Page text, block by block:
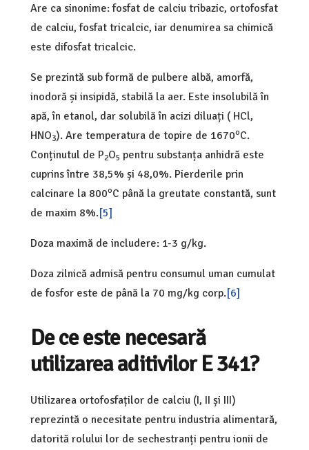
Are ca sinonime: fosfat de calciu tribazic, ortofosfat
de calciu, fosfat tricalcic, iar denumirea sa chimică
este difosfat tricalcic.
Se prezintă sub formă de pulbere albă, amorfă,
inodoră și insipidă, stabilă la aer. Este insolubilă în
apă, în etanol, dar solubilă în acizi diluați ( HCl,
HNO3). Are temperatura de topire de 1670oC.
Conținutul de P2O5 pentru substanța anhidră este
cuprins între 38,5% și 48,0%. Pierderile prin
calcinare la 800oC până la greutate constantă, sunt
de maxim 8%.[5]
Doza maximă de includere: 1-3 g/kg.
Doza zilnică admisă pentru consumul uman cumulat
de fosfor este de până la 70 mg/kg corp.[6]
De ce este necesară
utilizarea aditivilor E 341?
Utilizarea ortofosfaților de calciu (I, II și III)
reprezintă o necesitate pentru industria alimentară,
datorită rolului lor de sechestranți pentru ionii de